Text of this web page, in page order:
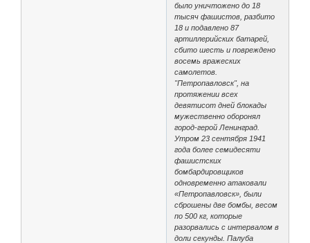
было уничтожено до 18
тысяч фашистов, разбито
18 и подавлено 87
артиллерийских батарей,
сбито шесть и повреждено
восемь вражеских
самолетов.
"Петропавловск", на
протяжении всех
девятисот дней блокады
мужественно оборонял
город-герой Ленинград.
Утром 23 сентября 1941
года более семидесяти
фашистских
бомбардировщиков
одновременно атаковали
«Петропавловск», были
сброшены две бомбы, весом
по 500 кг, которые
разорвались с интервалом в
доли секунды. Палуба